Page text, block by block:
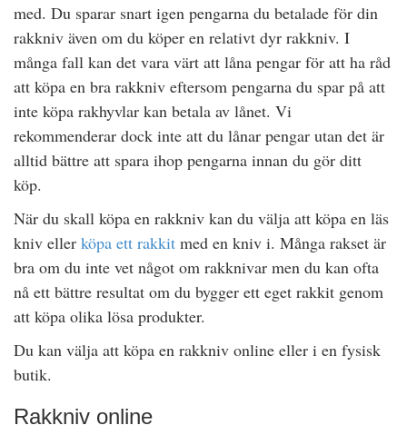
med. Du sparar snart igen pengarna du betalade för din
rakkniv även om du köper en relativt dyr rakkniv. I
många fall kan det vara värt att låna pengar för att ha råd
att köpa en bra rakkniv eftersom pengarna du spar på att
inte köpa rakhyvlar kan betala av lånet. Vi
rekommenderar dock inte att du lånar pengar utan det är
alltid bättre att spara ihop pengarna innan du gör ditt
köp.
När du skall köpa en rakkniv kan du välja att köpa en läs
kniv eller köpa ett rakkit med en kniv i. Många rakset är
bra om du inte vet något om rakknivar men du kan ofta
nå ett bättre resultat om du bygger ett eget rakkit genom
att köpa olika lösa produkter.
Du kan välja att köpa en rakkniv online eller i en fysisk
butik.
Rakkniv online